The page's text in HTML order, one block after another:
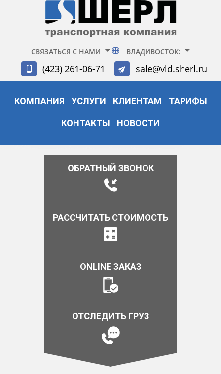
СВЯЗАТЬСЯ С НАМИ ВЛАДИВОСТОК:
(423) 261-06-71 sale@vld.sherl.ru
КОМПАНИЯ УСЛУГИ КЛИЕНТАМ ТАРИФЫ
КОНТАКТЫ НОВОСТИ
ОБРАТНЫЙ ЗВОНОК
РАССЧИТАТЬ СТОИМОСТЬ
ONLINE ЗАКАЗ
ОТСЛЕДИТЬ ГРУЗ